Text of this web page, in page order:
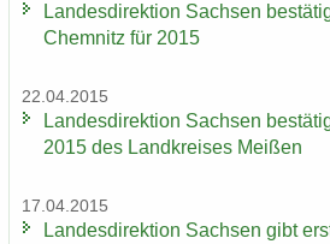
Lan­des­di­rek­ti­on Sach­sen
Chem­nitz für 2015
22.04.2015
Lan­des­di­rek­ti­on Sach­sen
2015 des Land­krei­ses Mei­ßen
17.04.2015
Lan­des­di­rek­ti­on Sach­sen gibt